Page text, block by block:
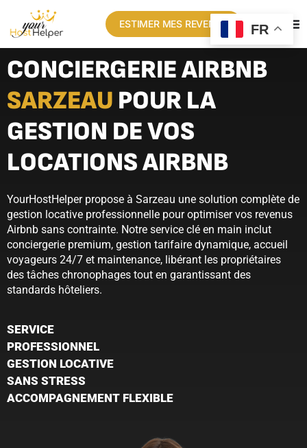
ESTIMER MES REVENUS
CONCIERGERIE AIRBNB
SARZEAU POUR LA
GESTION DE VOS
LOCATIONS AIRBNB
YourHostHelper propose à Sarzeau une solution complète de
gestion locative professionnelle pour optimiser vos revenus
Airbnb sans contrainte. Notre service clé en main inclut
conciergerie premium, gestion tarifaire dynamique, accueil
voyageurs 24/7 et maintenance, libérant les propriétaires
des tâches chronophages tout en garantissant des
standards hôteliers.
SERVICE
PROFESSIONNEL
GESTION LOCATIVE
SANS STRESS
ACCOMPAGNEMENT FLEXIBLE
FR